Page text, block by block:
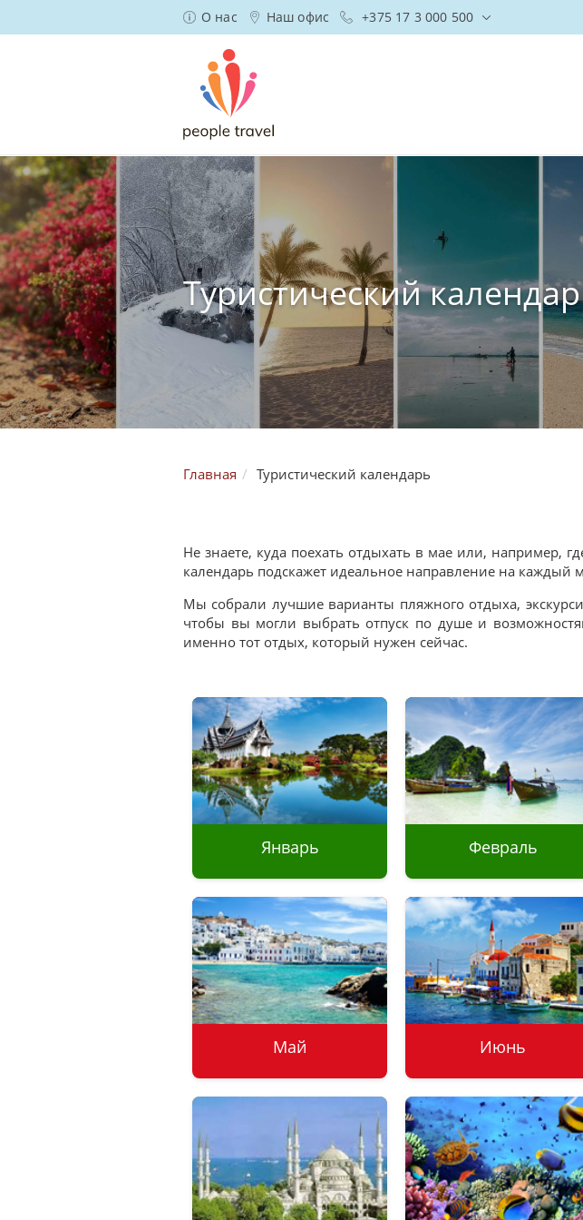
О нас Наш офис +375 17 3 000 500
Туристический
Главная Туристический календарь
Не знаете, куда поехать отдыхать в мае или, например,
календарь подскажет идеальное направление на каждый
Мы собрали лучшие варианты пляжного отдыха,
чтобы вы могли выбрать отпуск по душе и
именно тот отдых, который нужен сейчас.
Январь
Отдых на море
Отдых с детьми
Экскурсии
Февраль
Отдых с детьми
Отдых на море
Туры без визы
Май
Отдых на море
Отдых с детьми
Экскурсии
Июнь
Отдых на море
Отдых с детьми
Экскурсии